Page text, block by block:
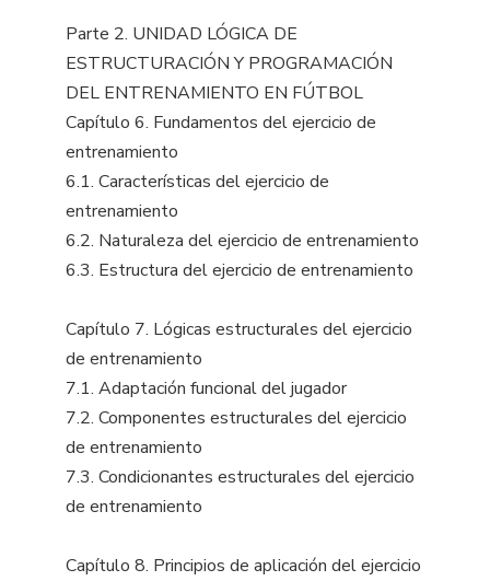
Parte 2. UNIDAD LÓGICA DE
ESTRUCTURACIÓN Y PROGRAMACIÓN
DEL ENTRENAMIENTO EN FÚTBOL
Capítulo 6. Fundamentos del ejercicio de
entrenamiento
6.1. Características del ejercicio de
entrenamiento
6.2. Naturaleza del ejercicio de entrenamiento
6.3. Estructura del ejercicio de entrenamiento
Capítulo 7. Lógicas estructurales del ejercicio
de entrenamiento
7.1. Adaptación funcional del jugador
7.2. Componentes estructurales del ejercicio
de entrenamiento
7.3. Condicionantes estructurales del ejercicio
de entrenamiento
Capítulo 8. Principios de aplicación del ejercicio